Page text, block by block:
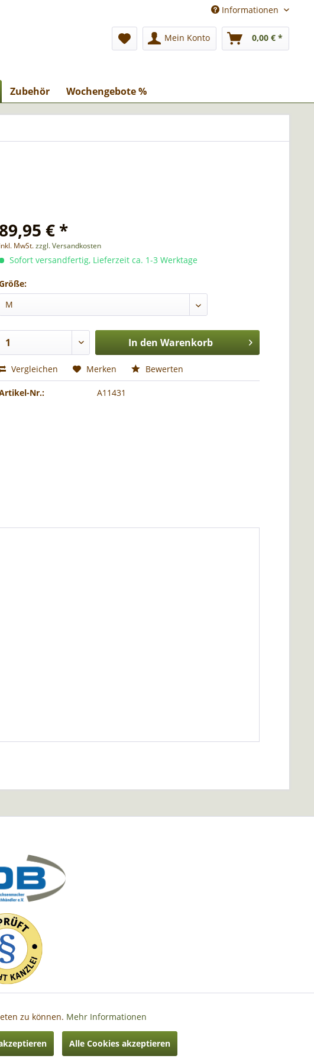
Informationen
Mein Konto 0,00 € *
Zubehör Wochengebote %
89,95 € *
inkl. MwSt.zzgl. Versandkosten
Sofort versandfertig, Lieferzeit ca. 1-3 Werktage
In den Warenkorb
Vergleichen Merken Bewerten
Nr.: A11431
anders beschrieben
zu können. Mehr Informationen
Alle Cookies akzeptieren